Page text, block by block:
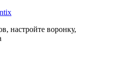
настройте воронку,